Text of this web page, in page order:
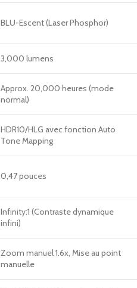
BLU-Escent (Laser Phosphor)
3,000 lumens
Approx. 20,000 heures (mode
normal)
HDR10/HLG avec fonction Auto
Tone Mapping
0,47 pouces
Infinity:1 (Contraste dynamique
infini)
Zoom manuel 1.6x, Mise au point
manuelle